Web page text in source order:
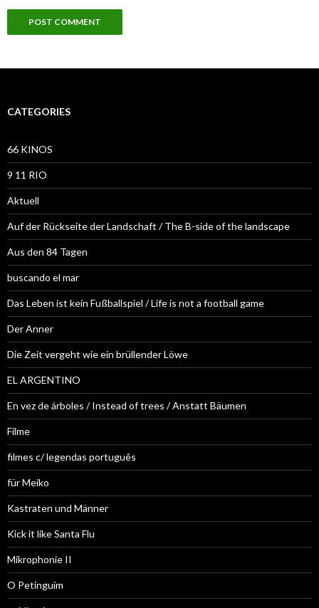
CATEGORIES
66 KINOS
9 11 RIO
Aktuell
Auf der Rückseite der Landschaft / The B-side of the landscape
Aus den 84 Tagen
buscando el mar
Das Leben ist kein Fußballspiel / Life is not a football game
Der Anner
Die Zeit vergeht wie ein brüllender Löwe
EL ARGENTINO
En vez de árboles / Instead of trees / Anstatt Bäumen
Filme
filmes c/ legendas português
für Meiko
Kastraten und Männer
Kick it like Santa Flu
Mikrophonie II
O Petinguím